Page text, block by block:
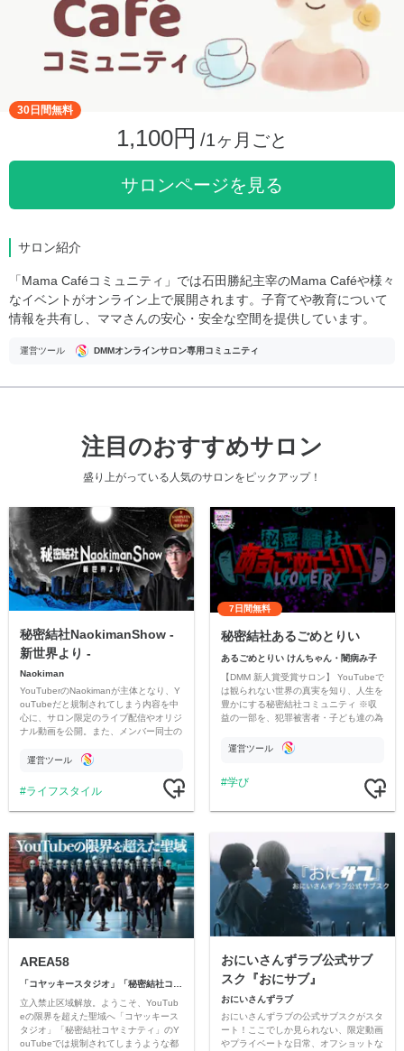
30日間無料
1,100円 /1ヶ月ごと
サロンページを見る
サロン紹介
「Mama Caféコミュニティ」では石田勝紀主宰のMama Caféや様々
なイベントがオンライン上で展開されます。子育てや教育について
情報を共有し、ママさんの安心・安全な空間を提供しています。
運営ツール DMMオンラインサロン専用コミュニティ
注目のおすすめサロン
盛り上がっている人気のサロンをピックアップ！
秘密結社NaokimanShow -
新世界より -
Naokiman
YouTuberのNaokimanが主体となり、Y
ouTubeだと規制されてしまう内容を中
心に、サロン限定のライブ配信やオリジ
ナル動画を公開。また、メンバー同士の
ただいています。
運営ツール
ライフスタイル
7日間無料
秘密結社あるごめとりい
あるごめとりい けんちゃん・闇病み子
【DMM 新人賞受賞サロン】 YouTubeで
は観られない世界の真実を知り、人生を
豊かにする秘密結社コミュニティ ※収
益の一部を、犯罪被害者・子ども達の為
す運営ツール
学び
AREA58
「コヤッキースタジオ」「秘密結社コヤミナティ」
立入禁止区域解放。ようこそ、YouTub
eの限界を超えた聖域へ「コヤッキース
タジオ」「秘密結社コヤミナティ」のY
ouTubeでは規制されてしまうような都
おにいさんずラブ公式サブ
スク『おにサブ』
おにいさんずラブ
おにいさんずラブの公式サブスクがスタ
ート！ここでしか見られない、限定動画
やプライベートな日常、オフショットな